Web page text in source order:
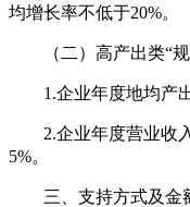
均增长率不低于20%。
（二）高产出类“规
1.企业年度地均产出
2.企业年度营业收入
5%。
三、支持方式及金